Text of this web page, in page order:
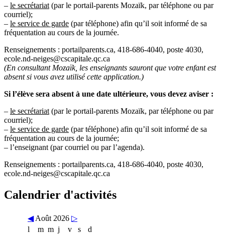
– le secrétariat (par le portail-parents Mozaïk, par téléphone ou par
courriel);
– le service de garde (par téléphone) afin qu’il soit informé de sa
fréquentation au cours de la journée.
Renseignements : portailparents.ca, 418-686-4040, poste 4030,
ecole.nd-neiges@cscapitale.qc.ca
(En consultant Mozaïk, les enseignants sauront que votre enfant est
absent si vous avez utilisé cette application.)
Si l’élève sera absent à une date ultérieure, vous devez aviser :
– le secrétariat (par le portail-parents Mozaïk, par téléphone ou par
courriel);
– le service de garde (par téléphone) afin qu’il soit informé de sa
fréquentation au cours de la journée;
– l’enseignant (par courriel ou par l’agenda).
Renseignements : portailparents.ca, 418-686-4040, poste 4030,
ecole.nd-neiges@cscapitale.qc.ca
Calendrier d'activités
◀ Août 2026 ▷
l
m m j v s
d